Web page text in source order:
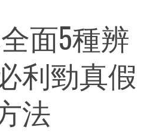
面5種辨
利勁真假
法